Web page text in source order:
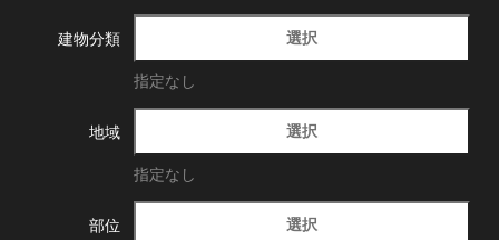
建物分類 選択
指定なし
地域 選択
指定なし
部位 選択